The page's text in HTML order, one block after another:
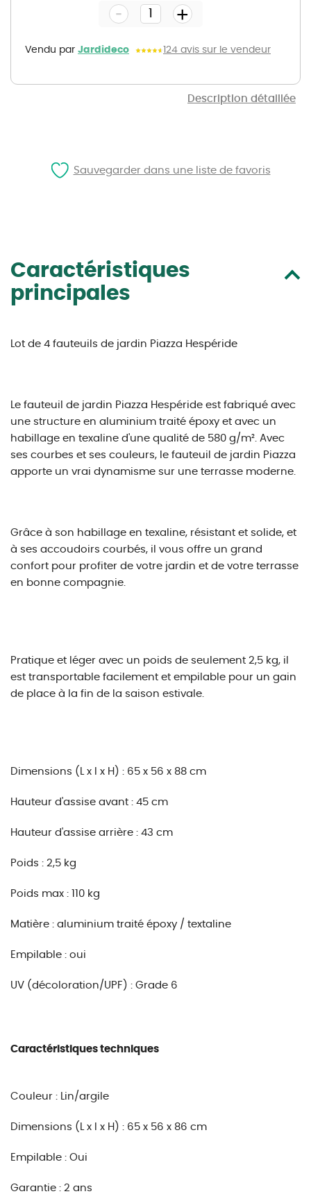
Description détaillée
gallery
Vendu par Jardideco 124 avis sur le vendeur
- +
Caractéristiques
principales
Lot de 4 fauteuils de jardin Piazza Hespéride
Le fauteuil de jardin Piazza Hespéride est fabriqué avec
une structure en aluminium traité époxy et avec un
habillage en texaline d'une qualité de 580 g/m². Avec
ses courbes et ses couleurs, le fauteuil de jardin Piazza
apporte un vrai dynamisme sur une terrasse moderne.
Grâce à son habillage en texaline, résistant et solide, et
à ses accoudoirs courbés, il vous offre un grand
confort pour profiter de votre jardin et de votre terrasse
en bonne compagnie.
Pratique et léger avec un poids de seulement 2,5 kg, il
est transportable facilement et empilable pour un gain
de place à la fin de la saison estivale.
Dimensions (L x l x H) : 65 x 56 x 88 cm
Hauteur d'assise avant : 45 cm
Hauteur d'assise arrière : 43 cm
Poids : 2,5 kg
Poids max : 110 kg
Matière : aluminium traité époxy / textaline
Empilable : oui
UV (décoloration/UPF) : Grade 6
Caractéristiques techniques
Couleur : Lin/argile
Dimensions (L x l x H) : 65 x 56 x 86 cm
Empilable : Oui
Garantie : 2 ans
Sauvegarder dans une liste de favoris